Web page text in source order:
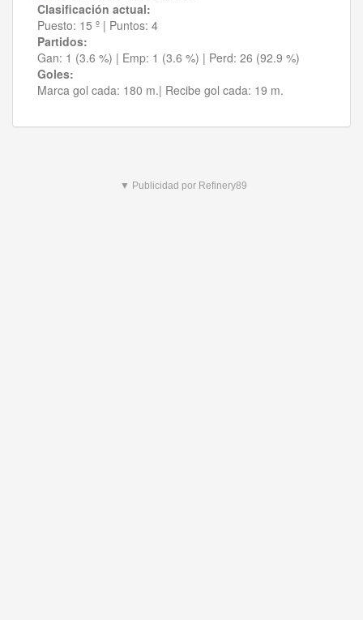
Clasificación actual:
Puesto: 15 º | Puntos: 4
Partidos:
Gan: 1 (3.6 %) | Emp: 1 (3.6 %) | Perd: 26 (92.9 %)
Goles:
Marca gol cada: 180 m.| Recibe gol cada: 19 m.
▼ Publicidad por Refinery89